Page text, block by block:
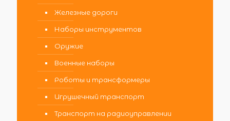
Железные дороги
Наборы инструментов
Оружие
Военные наборы
Роботы и трансформеры
Игрушечный транспорт
Транспорт на радиоуправлении